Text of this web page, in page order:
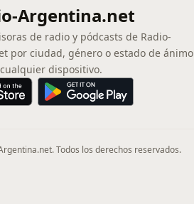
Argentina.net
de radio y pódcasts de Radio-
por ciudad, género o estado de ánimo
dispositivo.
Todos los derechos reservados.